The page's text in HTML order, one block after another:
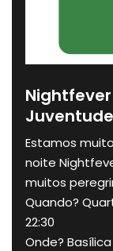
Estamos
noite
muitos
Quando?
22:30
Onde?